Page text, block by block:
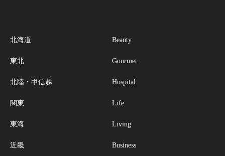
北海道
東北
北陸・甲信越
関東
東海
近畿
Beauty
Gourmet
Hospital
Life
Living
Business